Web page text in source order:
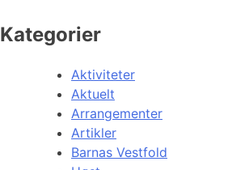
Kategorier
Aktiviteter
Aktuelt
Arrangementer
Artikler
Barnas Vestfold